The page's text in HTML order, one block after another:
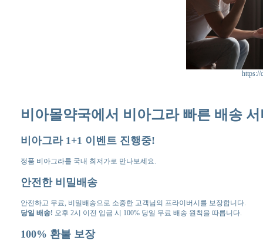
https://
비아몰약국에서 비아그라 빠른 배송
비아그라 1+1 이벤트 진행중!
정품 비아그라를 국내 최저가로 만나보세요.
안전한 비밀배송
안전하고 무료, 비밀배송으로 소중한 고객님의 프라이버시를 보장합니다.
당일 배송! 오후 2시 이전 입금 시 100% 당일 무료 배송 원칙을 따릅니다.
100% 환불 보장